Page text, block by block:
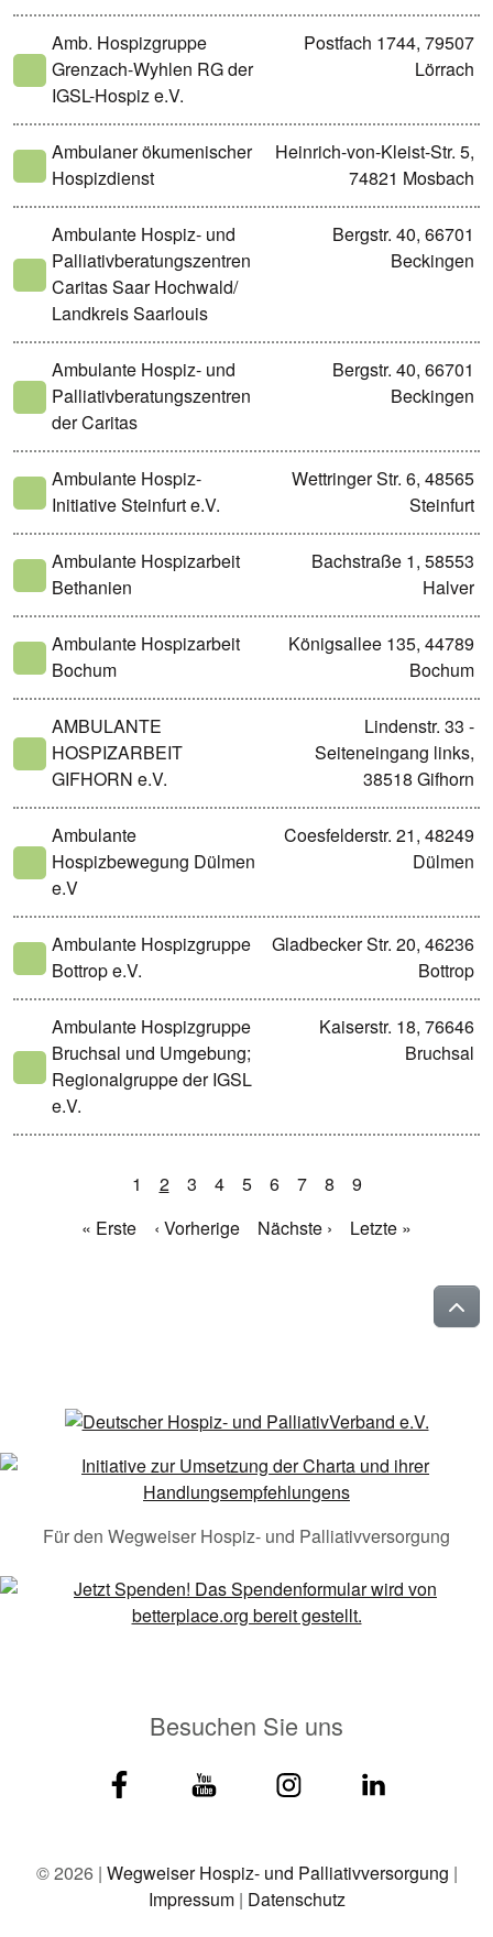
Amb. Hospizgruppe
Grenzach-Wyhlen RG der
IGSL-Hospiz e.V.
Postfach 1744, 79507
Lörrach
Ambulaner ökumenischer
Hospizdienst
Heinrich-von-Kleist-Str. 5,
74821 Mosbach
Ambulante Hospiz- und
Palliativberatungszentren
Caritas Saar Hochwald/
Landkreis Saarlouis
Bergstr. 40, 66701
Beckingen
Ambulante Hospiz- und
Palliativberatungszentren
der Caritas
Bergstr. 40, 66701
Beckingen
Ambulante Hospiz-
Initiative Steinfurt e.V.
Wettringer Str. 6, 48565
Steinfurt
Ambulante Hospizarbeit
Bethanien
Bachstraße 1, 58553
Halver
Ambulante Hospizarbeit
Bochum
Königsallee 135, 44789
Bochum
AMBULANTE
HOSPIZARBEIT
GIFHORN e.V.
Lindenstr. 33 -
Seiteneingang links,
38518 Gifhorn
Ambulante
Hospizbewegung Dülmen
e.V
Coesfelderstr. 21, 48249
Dülmen
Ambulante Hospizgruppe
Bottrop e.V.
Gladbecker Str. 20, 46236
Bottrop
Ambulante Hospizgruppe
Bruchsal und Umgebung;
Regionalgruppe der IGSL
e.V.
Kaiserstr. 18, 76646
Bruchsal
1 2 3 4 5 6 7 8
9
« Erste
‹ Vorherige Nächste › Letzte »
Für den Wegweiser Hospiz- und Palliativversorgung
Besuchen Sie uns
© 2026 | Wegweiser Hospiz- und Palliativversorgung |
Impressum| Datenschutz